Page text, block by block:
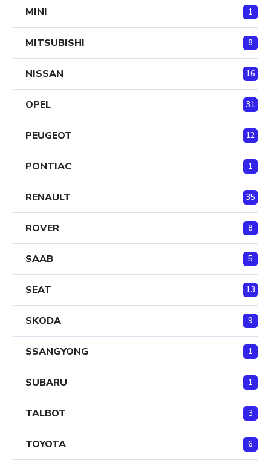
MINI 1
MITSUBISHI 8
NISSAN 16
OPEL 31
PEUGEOT 12
PONTIAC 1
RENAULT 35
ROVER 8
SAAB 5
SEAT 13
SKODA 9
SSANGYONG 1
SUBARU 1
TALBOT 3
TOYOTA 6